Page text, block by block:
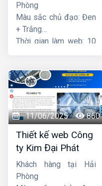
Phòng
Màu sắc chủ đạo: Đen
+ Trắng
Thời gian làm web: 10
11/06/2025 860
Thiết kế web Công
ty Kim Đại Phát
Khách hàng tại Hải
Phòng